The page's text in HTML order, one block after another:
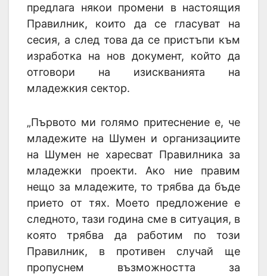
предлага някои промени в настоящия
Правилник, които да се гласуват на
сесия, а след това да се пристъпи към
изработка на нов документ, който да
отговори на изискванията на
младежкия сектор.
„Първото ми голямо притеснение е, че
младежите на Шумен и организациите
на Шумен не харесват Правилника за
младежки проекти. Ако ние правим
нещо за младежите, то трябва да бъде
прието от тях. Моето предложение е
следното, тази година сме в ситуация, в
която трябва да работим по този
Правилник, в противен случай ще
пропуснем възможността за